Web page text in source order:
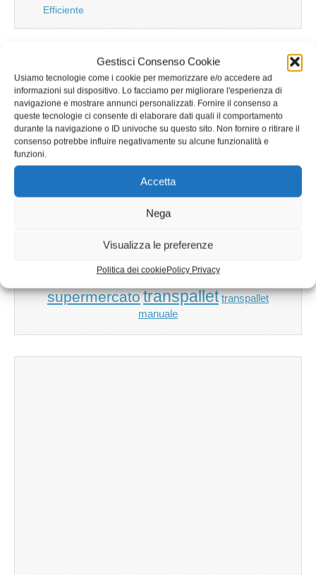
Gestisci Consenso Cookie
Usiamo tecnologie come i cookie per memorizzare e/o accedere ad
informazioni sul dispositivo. Lo facciamo per migliorare l'esperienza di
navigazione e mostrare annunci personalizzati. Fornire il consenso a
queste tecnologie ci consente di elaborare dati quali il comportamento
durante la navigazione o ID univoche su questo sito. Non fornire o ritirare il
consenso potrebbe influire negativamente su alcune funzionalità e
funzioni.
Accetta
Nega
Visualizza le preferenze
Politica dei cookiePolicy Privacy
Efficiente
aeroporto bagagli bancali batterie carmeccanica
carrellicarrelli.it carrelli aerei carrelli
della spesacarrelli elevatori
carrelli manualicarrelli portabagagli
carrelli spesacarrello
carrello spesa
logistica marcatura ce marketing manager
supermarket
supermercatotranspallet transpallet
manuale